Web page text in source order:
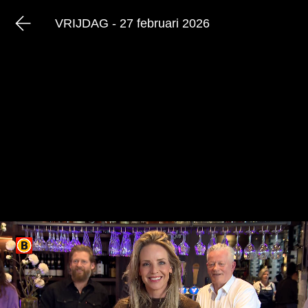
VRIJDAG - 27 februari 2026